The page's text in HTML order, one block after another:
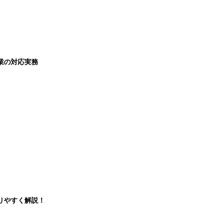
の対応実務
やすく解説！